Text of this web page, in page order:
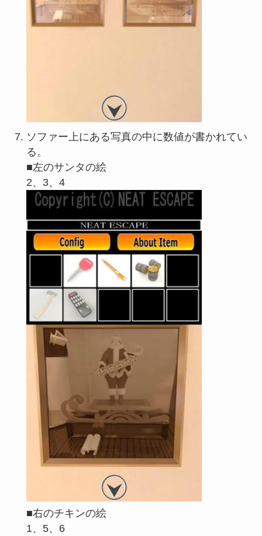
ソファー上にある写真の中に数値が書かれてい
る。
■左のサンタの絵
2、3、4
■右のチキンの絵
1、5、6